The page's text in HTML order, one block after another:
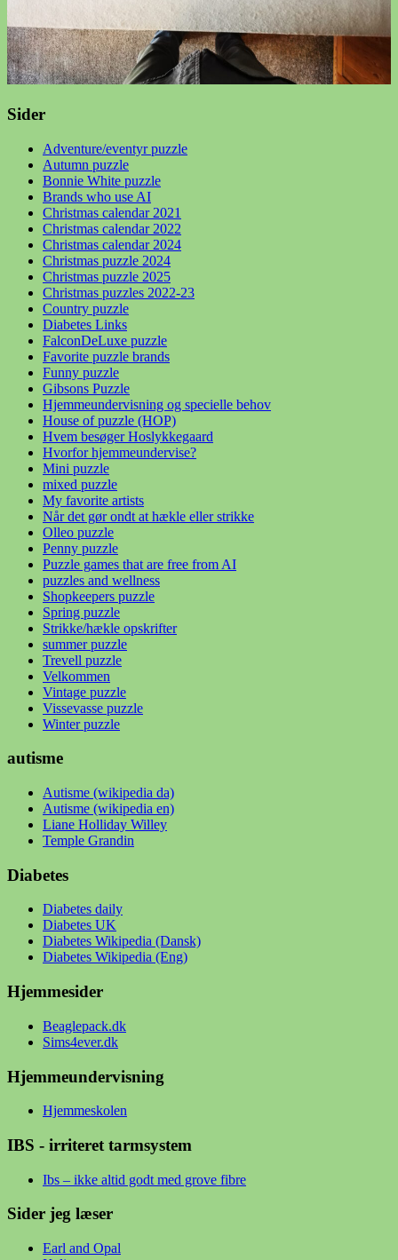
Sider
Adventure/eventyr puzzle
Autumn puzzle
Bonnie White puzzle
Brands who use AI
Christmas calendar 2021
Christmas calendar 2022
Christmas calendar 2024
Christmas puzzle 2024
Christmas puzzle 2025
Christmas puzzles 2022-23
Country puzzle
Diabetes Links
FalconDeLuxe puzzle
Favorite puzzle brands
Funny puzzle
Gibsons Puzzle
Hjemmeundervisning og specielle behov
House of puzzle (HOP)
Hvem besøger Hoslykkegaard
Hvorfor hjemmeundervise?
Mini puzzle
mixed puzzle
My favorite artists
Når det gør ondt at hækle eller strikke
Olleo puzzle
Penny puzzle
Puzzle games that are free from AI
puzzles and wellness
Shopkeepers puzzle
Spring puzzle
Strikke/hækle opskrifter
summer puzzle
Trevell puzzle
Velkommen
Vintage puzzle
Vissevasse puzzle
Winter puzzle
autisme
Autisme (wikipedia da)
Autisme (wikipedia en)
Liane Holliday Willey
Temple Grandin
Diabetes
Diabetes daily
Diabetes UK
Diabetes Wikipedia (Dansk)
Diabetes Wikipedia (Eng)
Hjemmesider
Beaglepack.dk
Sims4ever.dk
Hjemmeundervisning
Hjemmeskolen
IBS - irriteret tarmsystem
Ibs – ikke altid godt med grove fibre
Sider jeg læser
Earl and Opal